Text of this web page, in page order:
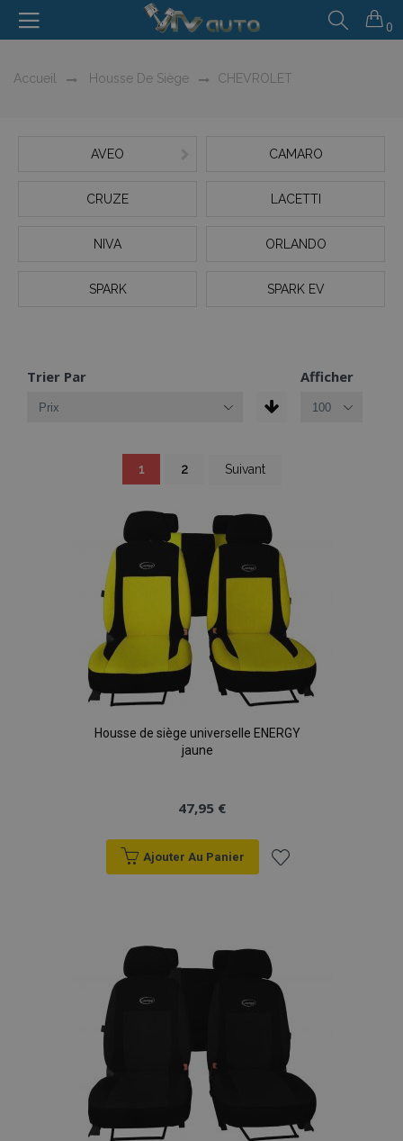
0
Accueil Housse De Siège CHEVROLET
AVEO CAMARO
CRUZE LACETTI
NIVA ORLANDO
SPARK SPARK EV
Trier Par Afficher
currently
reading
1 2 Suivant
Housse de siège universelle ENERGY
jaune
47,95 €
Ajouter Au Panier
liste
d'achats